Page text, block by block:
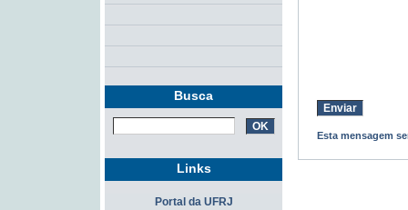
Esta mensagem
Busca
Links
Portal da UFRJ